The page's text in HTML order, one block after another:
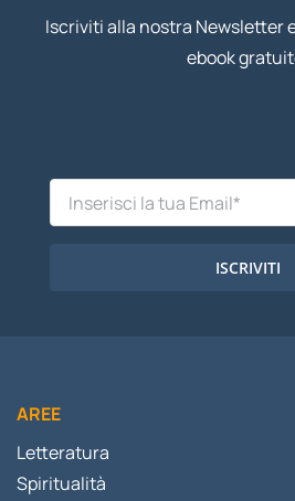
Iscriviti alla nostra Newsletter
ebook
ISCRIVITI
AREE
Letteratura
Spiritualità